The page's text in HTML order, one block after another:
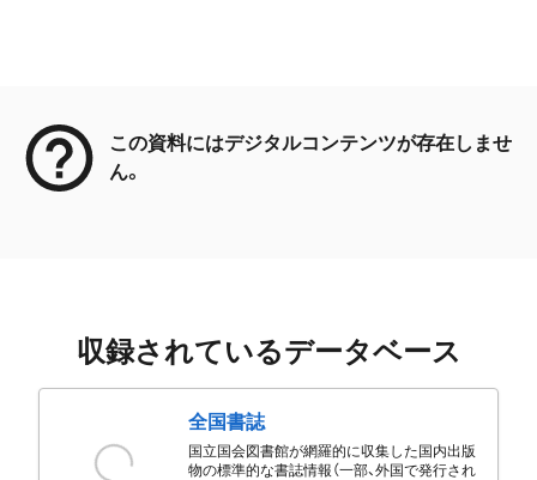
この資料にはデジタルコンテンツが存在しませ
ん。
収録されているデータベース
全国書誌
国立国会図書館が網羅的に収集した国内出版
物の標準的な書誌情報（一部、外国で発行され